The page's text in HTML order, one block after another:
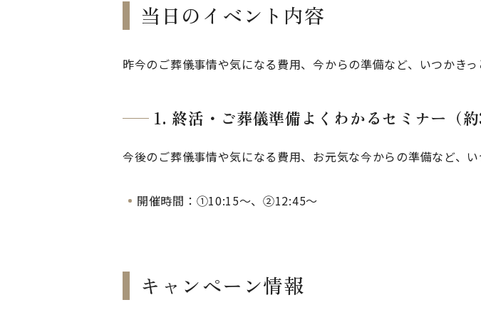
当日のイベント内容
昨今のご葬儀事情や気になる費用、今からの準備など、いつかき
1. 終活・ご葬儀準備よくわかるセミナー（約
今後のご葬儀事情や気になる費用、お元気な今からの準備など、
開催時間：①10:15〜、②12:45〜
キャンペーン情報